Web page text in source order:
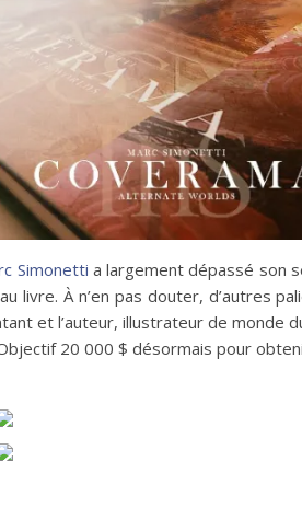
Simonetti a largement dépassé son
livre. À n’en pas douter, d’autres
et l’auteur, illustrateur de monde
20 000 $ désormais pour